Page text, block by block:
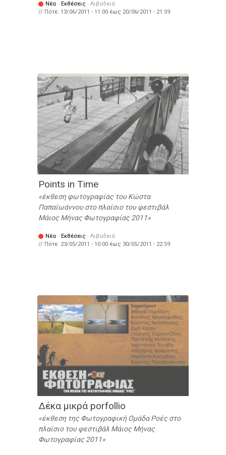
Νέα · Εκθέσεις · Λιβαδειά
// Πότε: 13/06/2011 - 11:00 έως 20/06/2011 - 21:59
Points in Time
έκθεση φωτογραφίας του Κώστα
Παπαϊωάννου στο πλαίσιο του φεστιβάλ
Μάιος Μήνας Φωτογραφίας 2011
Νέα · Εκθέσεις · Λιβαδειά
// Πότε: 23/05/2011 - 10:00 έως 30/05/2011 - 22:59
Δέκα μικρά porfollio
έκθεση της Φωτογραφική Ομάδα Ροές στο
πλαίσιο του φεστιβάλ Μάιος Μήνας
Φωτογραφίας 2011